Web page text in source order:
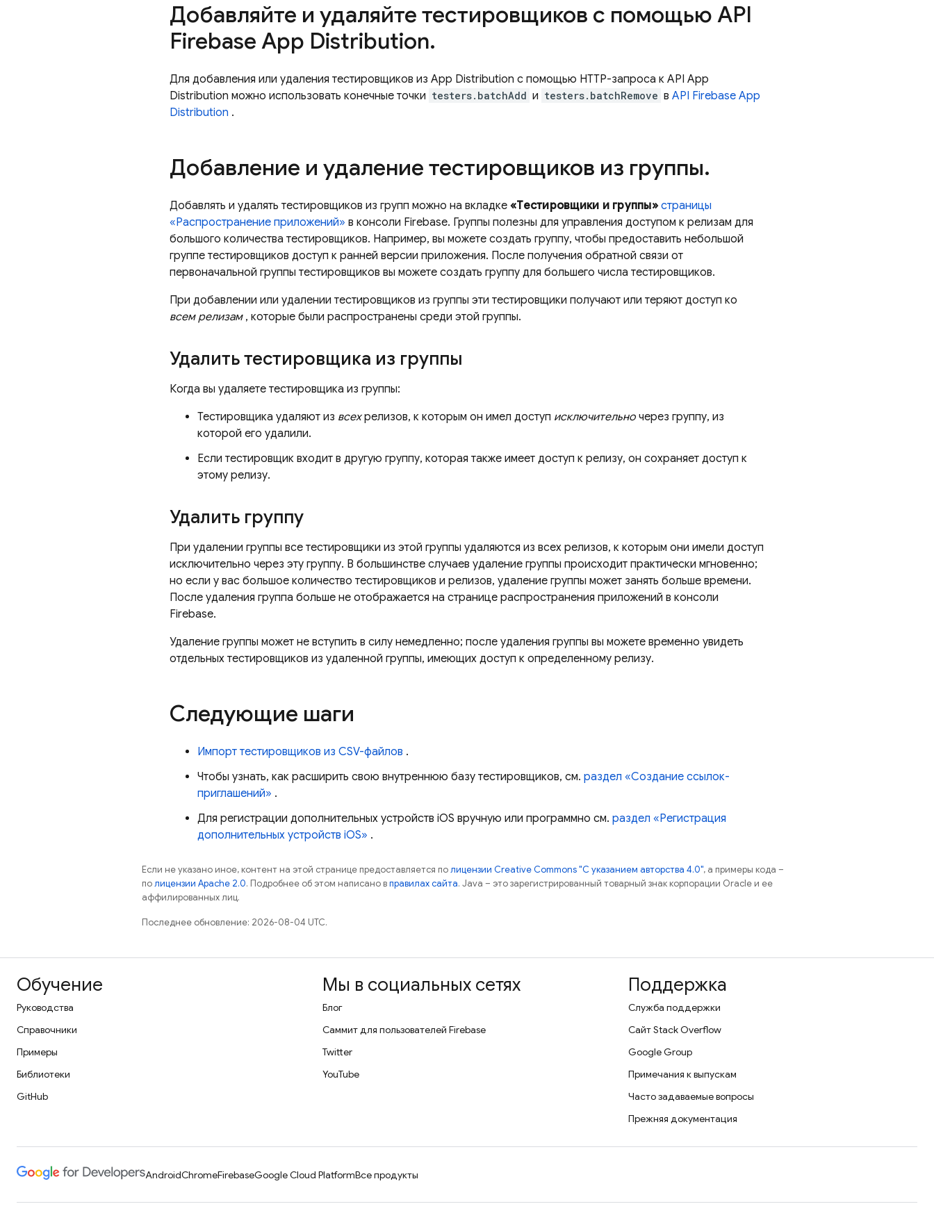
Добавляйте и удаляйте тестировщиков с помощью API
Firebase App Distribution.
Для добавления или удаления тестировщиков из App Distribution с помощью HTTP-запроса к API App
Distribution можно использовать конечные точки testers.batchAdd и testers.batchRemove в API Firebase App
Distribution .
Добавление и удаление тестировщиков из группы.
Добавлять и удалять тестировщиков из групп можно на вкладке «Тестировщики и группы» страницы
«Распространение приложений» в консоли Firebase. Группы полезны для управления доступом к релизам для
большого количества тестировщиков. Например, вы можете создать группу, чтобы предоставить небольшой
группе тестировщиков доступ к ранней версии приложения. После получения обратной связи от
первоначальной группы тестировщиков вы можете создать группу для большего числа тестировщиков.
При добавлении или удалении тестировщиков из группы эти тестировщики получают или теряют доступ ко
всем релизам, которые были распространены среди этой группы.
Удалить тестировщика из группы
Когда вы удаляете тестировщика из группы:
Тестировщика удаляют из всехрелизов, к которым он имел доступ исключительно через группу, из
которой его удалили.
Если тестировщик входит в другую группу, которая также имеет доступ к релизу, он сохраняет доступ к
этому релизу.
Удалить группу
При удалении группы все тестировщики из этой группы удаляются из всех релизов, к которым они имели доступ
исключительно через эту группу. В большинстве случаев удаление группы происходит практически мгновенно;
но если у вас большое количество тестировщиков и релизов, удаление группы может занять больше времени.
После удаления группа больше не отображается на странице распространения приложений в консоли
Firebase.
Удаление группы может не вступить в силу немедленно; после удаления группы вы можете временно увидеть
отдельных тестировщиков из удаленной группы, имеющих доступ к определенному релизу.
Следующие шаги
Импорт тестировщиков из CSV-файлов .
Чтобы узнать, как расширить свою внутреннюю базу тестировщиков, см. раздел «Создание ссылок-
приглашений» .
Для регистрации дополнительных устройств iOS вручную или программно см. раздел «Регистрация
дополнительных устройств iOS» .
Если не указано иное, контент на этой странице предоставляется полицензии Creative Commons "С указанием авторства 4.0", а примеры кода –
полицензии Apache 2.0. Подробнее об этом написано вправилах сайта. Java – это зарегистрированный товарный знак корпорации Oracle и ее
аффилированных лиц.
Последнее обновление: 2026-08-04 UTC.
Обучение
Руководства
Справочники
Примеры
Библиотеки
GitHub
Мы в социальных сетях
Блог
Саммит для пользователей Firebase
Twitter
YouTube
Поддержка
Служба поддержки
Сайт Stack Overflow
Google Group
Примечания к выпускам
Часто задаваемые вопросы
Прежняя документация
AndroidChromeFirebaseGoogle Cloud PlatformВсе продукты